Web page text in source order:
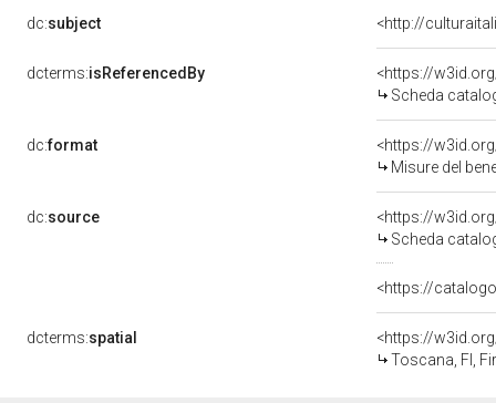
dc:subject <http://
dcterms:isReferencedBy
<https://
Scheda
dc:format
<https://
Misure del
dc:source
<https://
Scheda
<https://
dcterms:spatial
<https://
Toscana, FI,